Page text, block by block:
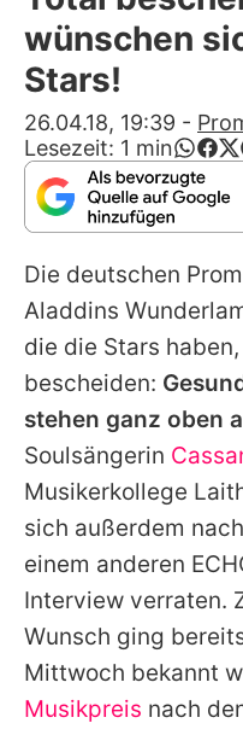
Alle
App
Utiq
wünschen
Stars!
26.04.18, 19:39 -
Lesezeit: 1 min
Die deutschen
Aladdins
die die Stars
bescheiden:
stehen ganz oben
Soulsängerin
Musikerkollege
sich außerdem
einem anderen
Interview verraten.
Wunsch ging
Mittwoch bekannt
Musikpreis nach